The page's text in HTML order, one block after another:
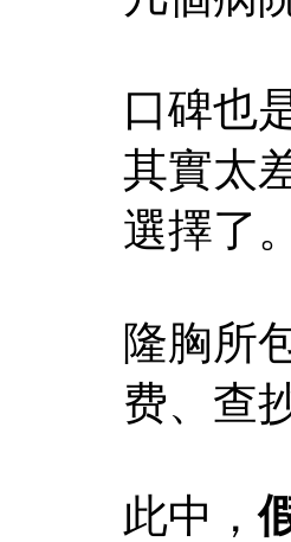
口碑也
其實太
選擇了。
隆胸所
费、查
此中，